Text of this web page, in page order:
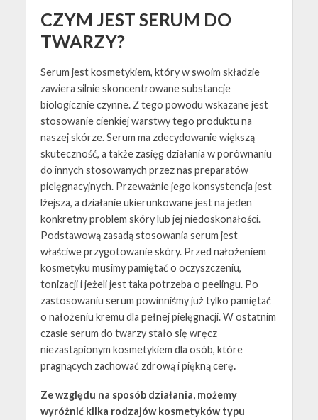
CZYM JEST SERUM DO
TWARZY?
Serum jest kosmetykiem, który w swoim składzie
zawiera silnie skoncentrowane substancje
biologicznie czynne. Z tego powodu wskazane jest
stosowanie cienkiej warstwy tego produktu na
naszej skórze. Serum ma zdecydowanie większą
skuteczność, a także zasięg działania w porównaniu
do innych stosowanych przez nas preparatów
pielęgnacyjnych. Przeważnie jego konsystencja jest
lżejsza, a działanie ukierunkowane jest na jeden
konkretny problem skóry lub jej niedoskonałości.
Podstawową zasadą stosowania serum jest
właściwe przygotowanie skóry. Przed nałożeniem
kosmetyku musimy pamiętać o oczyszczeniu,
tonizacji i jeżeli jest taka potrzeba o peelingu. Po
zastosowaniu serum powinniśmy już tylko pamiętać
o nałożeniu kremu dla pełnej pielęgnacji. W ostatnim
czasie serum do twarzy stało się wręcz
niezastąpionym kosmetykiem dla osób, które
pragnących zachować zdrową i piękną cerę.
Ze względu na sposób działania, możemy
wyróżnić kilka rodzajów kosmetyków typu